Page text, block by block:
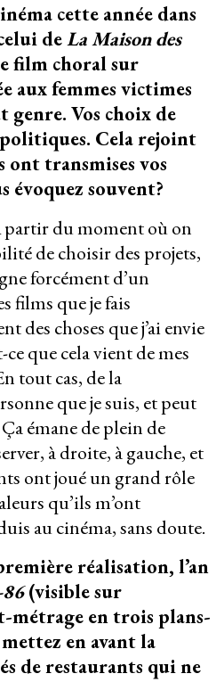
cette année dans
deLa Maison des
film choral sur
aux femmes victimes
genre. Vos choix de
Cela rejoint
ont transmises vos
évoquez souvent?
du moment où on
de choisir des projets,
forcément d’un
films que je fais
des choses que j’ai envie
que cela vient de mes
tout cas, de la
que je suis, et peut
émane de plein de
à droite, à gauche, et
ont joué un grand rôle
qu’ils m’ont
au cinéma, sans doute.
réalisation, l’an
(visible sur
métrage en trois plans-
en avant la
de restaurants qui ne